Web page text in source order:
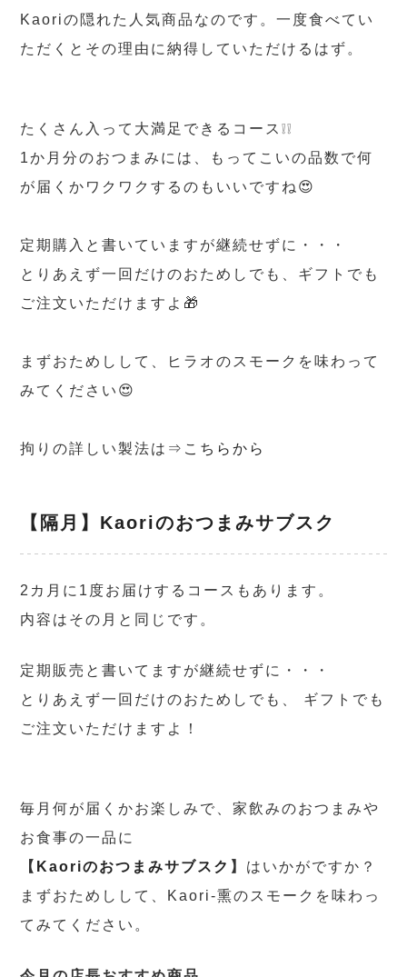
Kaoriの隠れた人気商品なのです。一度食べてい
ただくとその理由に納得していただけるはず。
たくさん入って大満足できるコース❕❕
1か月分のおつまみには、もってこいの品数で何
が届くかワクワクするのもいいですね😍
定期購入と書いていますが継続せずに・・・
とりあえず一回だけのおためしでも、ギフトでも
ご注文いただけますよ🎁
まずおためしして、ヒラオのスモークを味わって
みてください😍
拘りの詳しい製法は⇒ こちらから
【隔月】Kaoriのおつまみサブスク
2カ月に1度お届けするコースもあります。
内容はその月と同じです。
定期販売と書いてますが継続せずに・・・
とりあえず一回だけのおためしでも、 ギフトでも
ご注文いただけますよ！
毎月何が届くかお楽しみで、家飲みのおつまみや
お食事の一品に
【 Kaoriのおつまみサブスク 】 はいかがですか？
まずおためしして、Kaori-熏のスモークを味わっ
てみてください。